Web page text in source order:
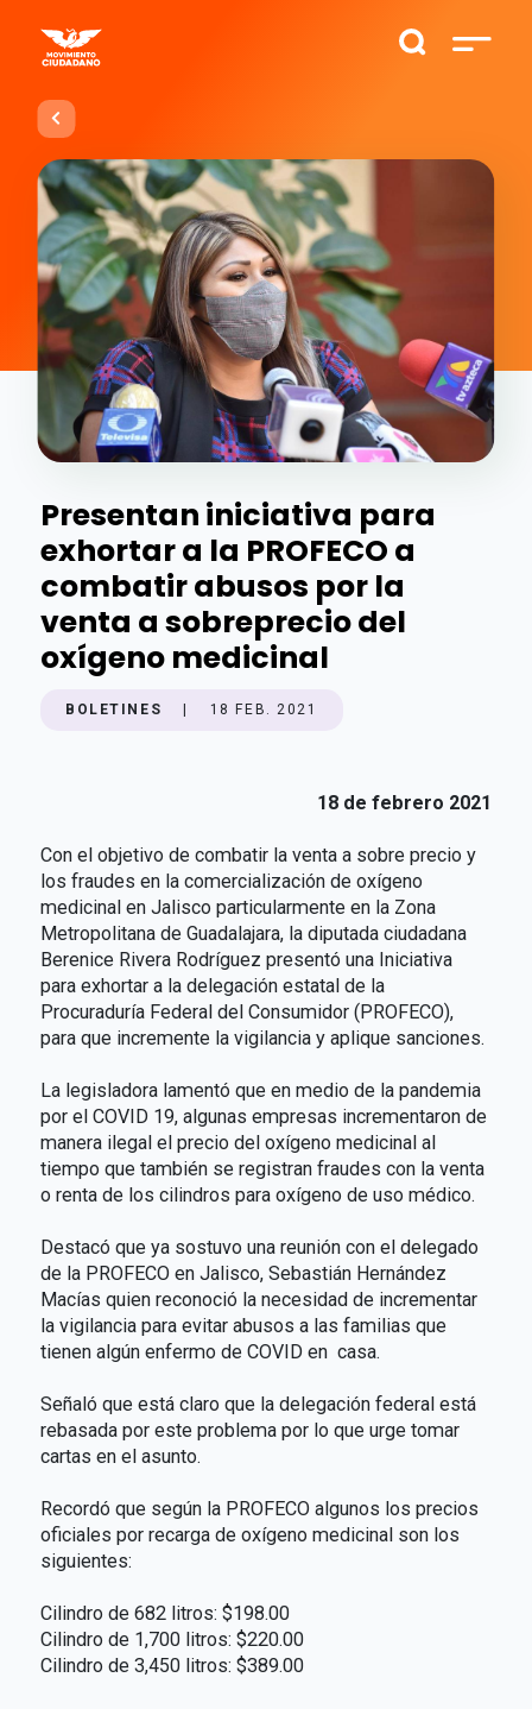
Presentan iniciativa para
exhortar a la PROFECO a
combatir abusos por la
venta a sobreprecio del
oxígeno medicinal
BOLETINES 18 FEB. 2021
18 de febrero 2021
Con el objetivo de combatir la venta a sobre precio y
los fraudes en la comercialización de oxígeno
medicinal en Jalisco particularmente en la Zona
Metropolitana de Guadalajara, la diputada ciudadana
Berenice Rivera Rodríguez presentó una Iniciativa
para exhortar a la delegación estatal de la
Procuraduría Federal del Consumidor (PROFECO),
para que incremente la vigilancia y aplique sanciones.
La legisladora lamentó que en medio de la pandemia
por el COVID 19, algunas empresas incrementaron de
manera ilegal el precio del oxígeno medicinal al
tiempo que también se registran fraudes con la venta
o renta de los cilindros para oxígeno de uso médico.
Destacó que ya sostuvo una reunión con el delegado
de la PROFECO en Jalisco, Sebastián Hernández
Macías quien reconoció la necesidad de incrementar
la vigilancia para evitar abusos a las familias que
tienen algún enfermo de COVID en casa.
Señaló que está claro que la delegación federal está
rebasada por este problema por lo que urge tomar
cartas en el asunto.
Recordó que según la PROFECO algunos los precios
oficiales por recarga de oxígeno medicinal son los
siguientes:
Cilindro de 682 litros: $198.00
Cilindro de 1,700 litros: $220.00
Cilindro de 3,450 litros: $389.00